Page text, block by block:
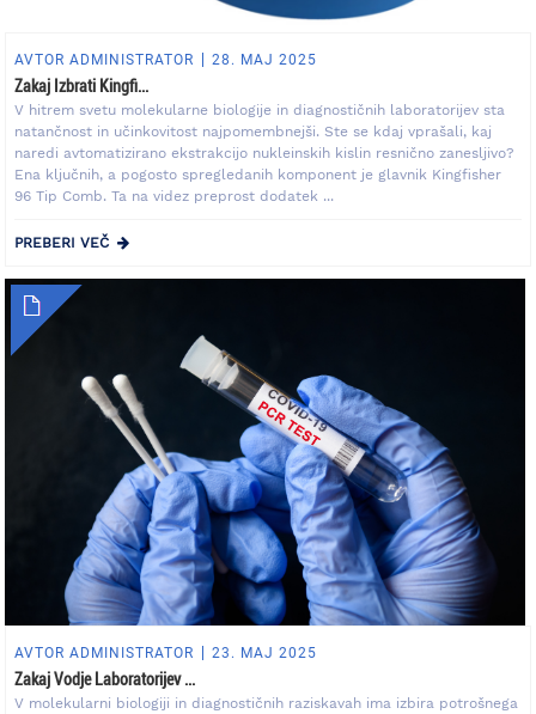
AVTOR ADMINISTRATOR 28. MAJ 2025
Zakaj Izbrati Kingfi...
V hitrem svetu molekularne biologije in diagnostičnih laboratorijev sta
natančnost in učinkovitost najpomembnejši. Ste se kdaj vprašali, kaj
naredi avtomatizirano ekstrakcijo nukleinskih kislin resnično zanesljivo?
Ena ključnih, a pogosto spregledanih komponent je glavnik Kingfisher
96 Tip Comb. Ta na videz preprost dodatek ...
PREBERI VEČ
AVTOR ADMINISTRATOR 23. MAJ 2025
Zakaj Vodje Laboratorijev ...
V molekularni biologiji in diagnostičnih raziskavah ima izbira potrošnega